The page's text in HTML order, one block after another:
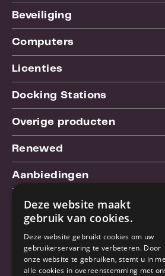
Beveiliging
Computers
Licenties
Docking Stations
Overige producten
Renewed
Aanbiedingen
Blog
Klantenservice
Deze website maakt
gebruik van cookies.
Deze website gebruikt cookies om uw
gebruikerservaring te verbeteren. Door
onze website te gebruiken, stemt u in
alle cookies in overeenstemming met